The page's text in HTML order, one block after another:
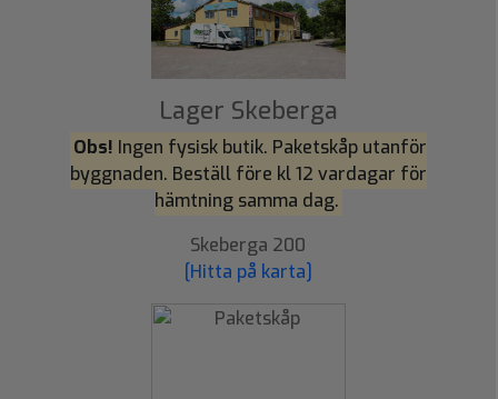
Lager Skeberga
Obs! Ingen fysisk butik. Paketskåp utanför
byggnaden. Beställ före kl 12 vardagar för
hämtning samma dag.
Skeberga 200
[Hitta på karta]